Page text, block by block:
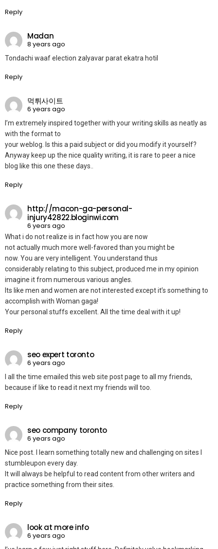
Reply
Madan
8 years ago
Tondachi waaf election zalyavar parat ekatra hotil
Reply
먹튀사이트
6 years ago
I’m extremely inspired together with your writing skills as neatly as
with the format to
your weblog. Is this a paid subject or did you modify it yourself?
Anyway keep up the nice quality writing, it is rare to peer a nice
blog like this one these days..
Reply
http://macon-ga-personal-
injury42822.bloginwi.com
6 years ago
What i do not realize is in fact how you are now
not actually much more well-favored than you might be
now. You are very intelligent. You understand thus
considerably relating to this subject, produced me in my opinion
imagine it from numerous various angles.
Its like men and women are not interested except it’s something to
accomplish with Woman gaga!
Your personal stuffs excellent. All the time deal with it up!
Reply
seo expert toronto
6 years ago
I all the time emailed this web site post page to all my friends,
because if like to read it next my friends will too.
Reply
seo company toronto
6 years ago
Nice post. I learn something totally new and challenging on sites I
stumbleupon every day.
It will always be helpful to read content from other writers and
practice something from their sites.
Reply
look at more info
6 years ago